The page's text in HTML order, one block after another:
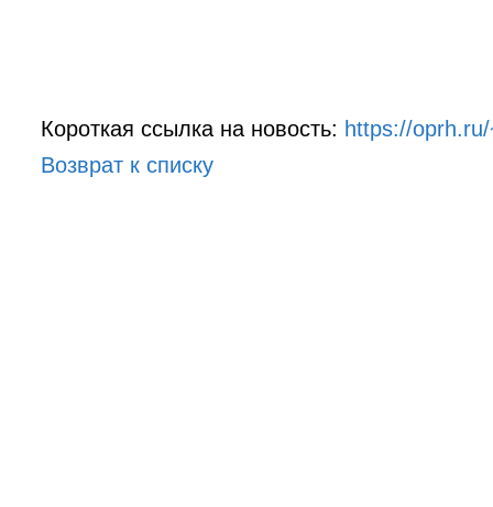
Короткая ссылка на новость: https://
Возврат к списку